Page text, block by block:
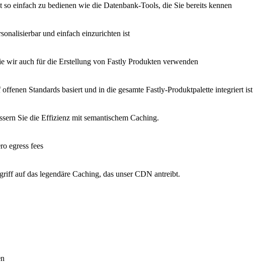
einfach zu bedienen wie die Datenbank-Tools, die Sie bereits kennen
und einfach einzurichten ist
wir auch für die Erstellung von Fastly Produkten verwenden
Standards basiert und in die gesamte Fastly-Produktpalette integriert ist
Sie die Effizienz mit semantischem Caching.
egress fees
auf das legendäre Caching, das unser CDN antreibt.